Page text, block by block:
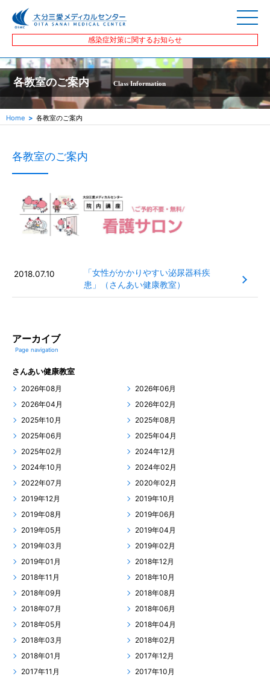
感染症対策に関するお知らせ
各教室のご案内 Class Information
Home 各教室のご案内
各教室のご案内
2018.07.10
「女性がかかりやすい泌尿器科疾
患」（さんあい健康教室）
アーカイブ
Page navigation
さんあい健康教室
2026年08月
2026年06月
2026年04月
2026年02月
2025年10月
2025年08月
2025年06月
2025年04月
2025年02月
2024年12月
2024年10月
2024年02月
2022年07月
2020年02月
2019年12月
2019年10月
2019年08月
2019年06月
2019年05月
2019年04月
2019年03月
2019年02月
2019年01月
2018年12月
2018年11月
2018年10月
2018年09月
2018年08月
2018年07月
2018年06月
2018年05月
2018年04月
2018年03月
2018年02月
2018年01月
2017年12月
2017年11月
2017年10月